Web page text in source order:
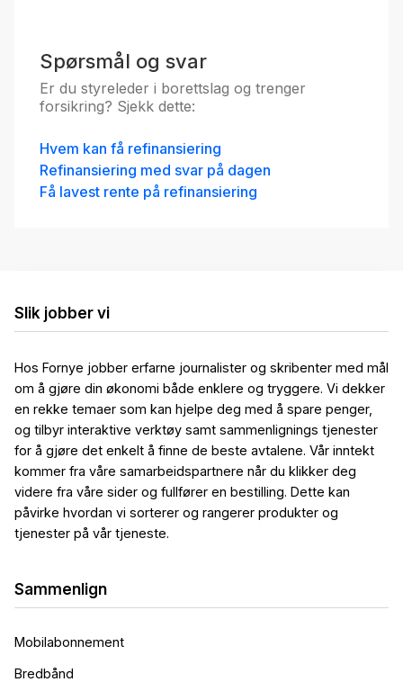
Spørsmål og svar
Er du styreleder i borettslag og trenger
forsikring? Sjekk dette:
Hvem kan få refinansiering
Refinansiering med svar på dagen
Få lavest rente på refinansiering
Slik jobber vi
Hos Fornye jobber erfarne journalister og skribenter med mål
om å gjøre din økonomi både enklere og tryggere. Vi dekker
en rekke temaer som kan hjelpe deg med å spare penger,
og tilbyr interaktive verktøy samt sammenlignings tjenester
for å gjøre det enkelt å finne de beste avtalene. Vår inntekt
kommer fra våre samarbeidspartnere når du klikker deg
videre fra våre sider og fullfører en bestilling. Dette kan
påvirke hvordan vi sorterer og rangerer produkter og
tjenester på vår tjeneste.
Sammenlign
Mobilabonnement
Bredbånd